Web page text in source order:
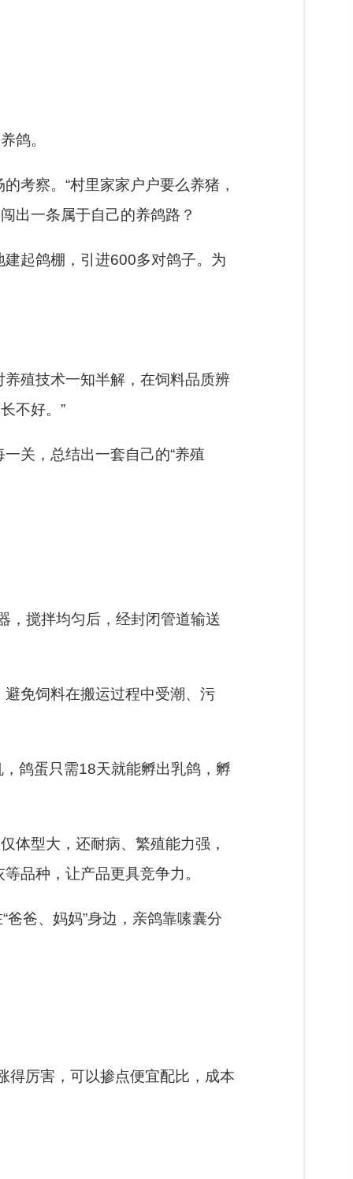
鸽。
考察。 “村里家家户户要么养猪，
出一条属于自己的养鸽路？
起鸽棚，引进600多对鸽子。为
殖技术一知半解，在饲料品质辨
不好。”
关，总结出一套自己的“养殖
，搅拌均匀后，经封闭管道输送
免饲料在搬运过程中受潮、污
，鸽蛋只需18天就能孵出乳鸽，孵
体型大，还耐病、繁殖能力强，
等品种，让产品更具竞争力。
爸爸、妈妈”身边，亲鸽靠嗉囊分
得厉害，可以掺点便宜配比，成本